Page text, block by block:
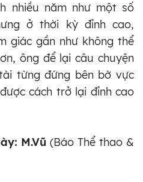
nhiều năm như một số
ở thời kỳ đỉnh cao,
giác gần như không thể
ông để lại câu chuyện
từng đứng bên bờ vực
cách trở lại đỉnh cao
M.Vũ (Báo Thể thao &